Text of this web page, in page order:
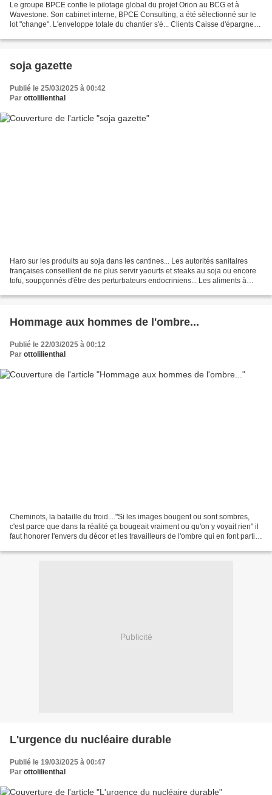
Le groupe BPCE confie le pilotage global du projet Orion au BCG et à
Wavestone. Son cabinet interne, BPCE Consulting, a été sélectionné sur le
lot "change". L'enveloppe totale du chantier s'é... Clients Caisse d'épargne et
soja gazette
Publié le 25/03/2025 à 00:42
Par ottolilienthal
Haro sur les produits au soja dans les cantines... Les autorités sanitaires
françaises conseillent de ne plus servir yaourts et steaks au soja ou encore
tofu, soupçonnés d'être des perturbateurs endocriniens... Les aliments à
Hommage aux hommes de l'ombre...
Publié le 22/03/2025 à 00:12
Par ottolilienthal
Cheminots, la bataille du froid...."Si les images bougent ou sont sombres,
c'est parce que dans la réalité ça bougeait vraiment ou qu'on y voyait rien" il
faut honorer l'envers du décor et les travailleurs de l'ombre qui en font partie
Publicité
L'urgence du nucléaire durable
Publié le 19/03/2025 à 00:47
Par ottolilienthal